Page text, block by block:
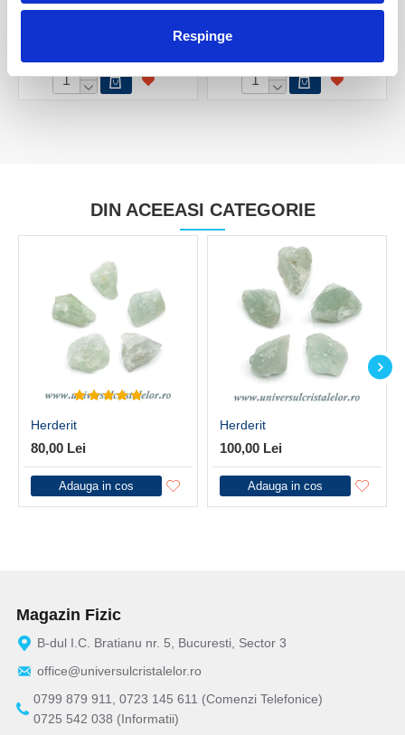
Respinge
DIN ACEEASI CATEGORIE
Herderit
80,00 Lei
Adauga in cos
Herderit
100,00 Lei
Adauga in cos
Magazin Fizic
B-dul I.C. Bratianu nr. 5, Bucuresti, Sector 3
office@universulcristalelor.ro
0799 879 911, 0723 145 611 (Comenzi Telefonice)
0725 542 038 (Informatii)